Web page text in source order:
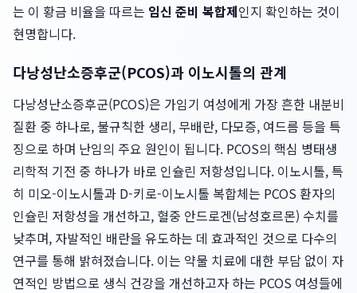
는 이 황금 비율을 따르는 임신 준비 복합제인지 확인하는 것이
현명합니다.
다낭성난소증후군(PCOS)과 이노시톨의 관계
다낭성난소증후군(PCOS)은 가임기 여성에게 가장 흔한 내분비
질환 중 하나로, 불규칙한 생리, 무배란, 다모증, 여드름 등을 특
징으로 하며 난임의 주요 원인이 됩니다. PCOS의 핵심 병태생
리학적 기전 중 하나가 바로 인슐린 저항성입니다. 이노시톨, 특
히 미오-이노시톨과 D-키로-이노시톨 복합체는 PCOS 환자의
인슐린 저항성을 개선하고, 혈중 안드로겐(남성호르몬) 수치를
낮추며, 자발적인 배란을 유도하는 데 효과적인 것으로 다수의
연구를 통해 밝혀졌습니다. 이는 약물 치료에 대한 부담 없이 자
연적인 방법으로 생식 건강을 개선하고자 하는 PCOS 여성들에